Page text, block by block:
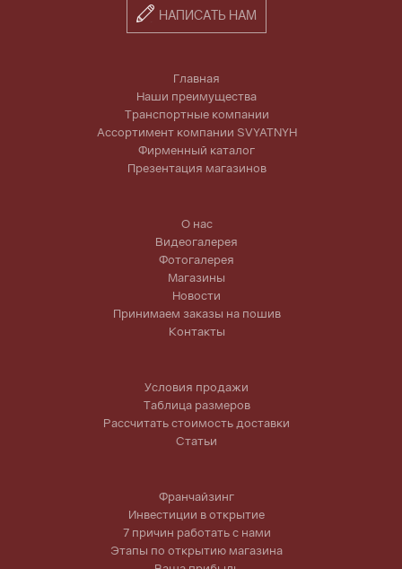
НАПИСАТЬ НАМ
Главная
Наши преимущества
Транспортные компании
Ассортимент компании SVYATNYH
Фирменный каталог
Презентация магазинов
О нас
Видеогалерея
Фотогалерея
Магазины
Новости
Принимаем заказы на пошив
Контакты
Условия продажи
Таблица размеров
Рассчитать стоимость доставки
Статьи
Франчайзинг
Инвестиции в открытие
7 причин работать с нами
Этапы по открытию магазина